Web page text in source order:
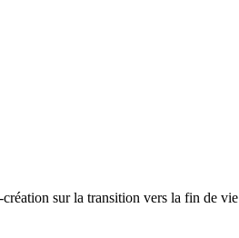
sur la transition vers la fin de vie